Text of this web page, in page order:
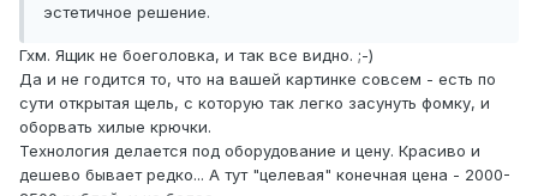
эстетичное решение.
Гхм. Ящик не боеголовка, и так все видно. ;-)
Да и не годится то, что на вашей картинке совсем - есть по
сути открытая щель, с которую так легко засунуть фомку, и
оборвать хилые крючки.
Технология делается под оборудование и цену. Красиво и
дешево бывает редко... А тут "целевая" конечная цена - 2000-